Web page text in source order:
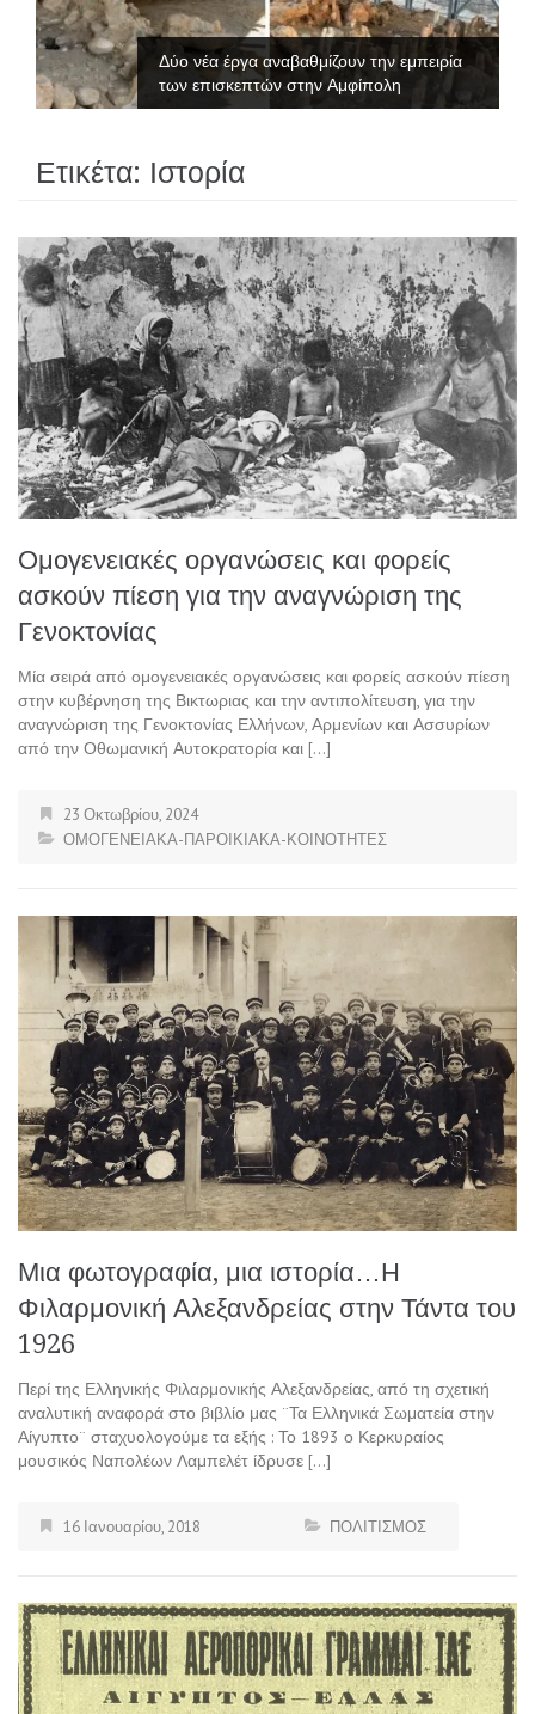
Δύο νέα έργα αναβαθμίζουν την εμπειρία
των επισκεπτών στην Αμφίπολη
Ετικέτα: Ιστορία
Ομογενειακές οργανώσεις και φορείς
ασκούν πίεση για την αναγνώριση της
Γενοκτονίας
Μία σειρά από ομογενειακές οργανώσεις και φορείς ασκούν πίεση
στην κυβέρνηση της Βικτωριας και την αντιπολίτευση, για την
αναγνώριση της Γενοκτονίας Ελλήνων, Αρμενίων και Ασσυρίων
από την Οθωμανική Αυτοκρατορία και […]
23 Οκτωβρίου, 2024
ΟΜΟΓΕΝΕΙΑΚΑ-ΠΑΡΟΙΚΙΑΚΑ-ΚΟΙΝΟΤΗΤΕΣ
Μια φωτογραφία, μια ιστορία…Η
Φιλαρμονική Αλεξανδρείας στην Τάντα του
1926
Περί της Ελληνικής Φιλαρμονικής Αλεξανδρείας, από τη σχετική
αναλυτική αναφορά στο βιβλίο μας ¨Τα Ελληνικά Σωματεία στην
Αίγυπτο¨ σταχυολογούμε τα εξής : Το 1893 ο Κερκυραίος
μουσικός Ναπολέων Λαμπελέτ ίδρυσε […]
16 Ιανουαρίου, 2018 ΠΟΛΙΤΙΣΜΟΣ